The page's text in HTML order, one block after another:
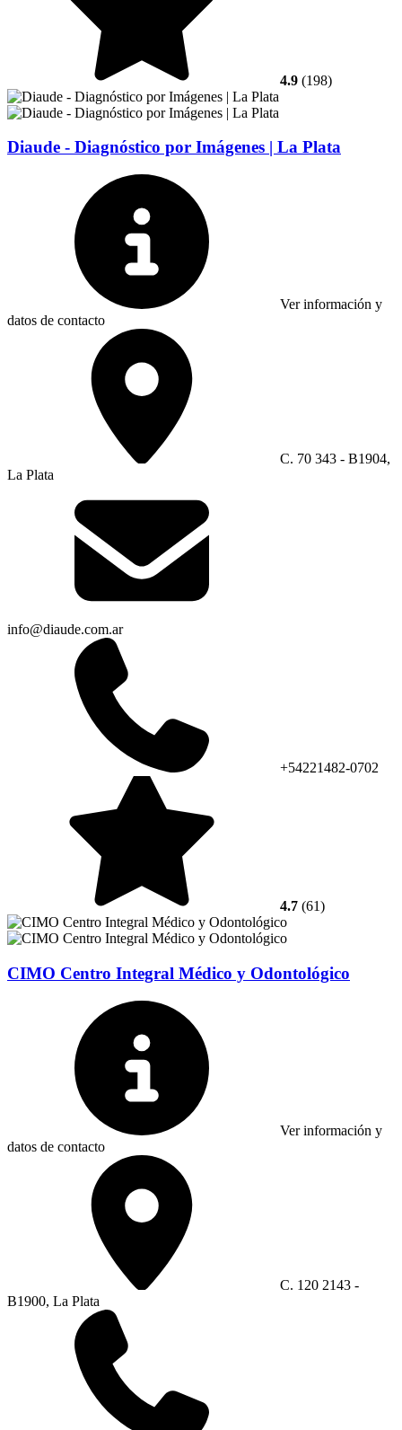
4.9 (198)
Diaude - Diagnóstico por Imágenes | La Plata
Ver información y
datos de contacto
C. 70 343 - B1904,
La Plata
info@diaude.com.ar
+54221482-0702
4.7 (61)
CIMO Centro Integral Médico y Odontológico
Ver información y
datos de contacto
C. 120 2143 -
B1900, La Plata